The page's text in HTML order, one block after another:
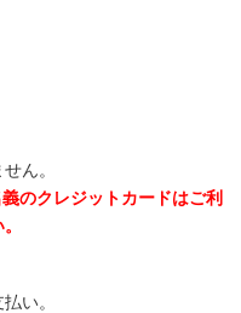
ん。
のクレジットカードはご利
い。